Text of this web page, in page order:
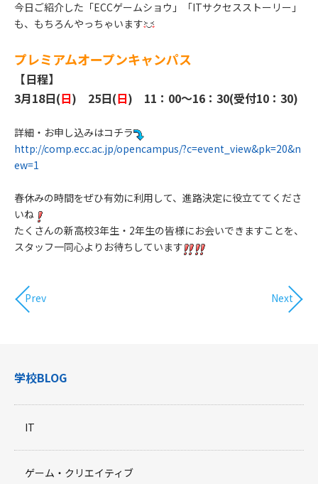
今日ご紹介した「ECCゲームショウ」「ITサクセスストーリー」
も、もちろんやっちゃいます
プレミアムオープンキャンパス
【日程】
3月18日(日) 25日(日) 11：00～16：30(受付10：30)
詳細・お申し込みはコチラ
http://comp.ecc.ac.jp/opencampus/?c=event_view&pk=20&n
ew=1
春休みの時間をぜひ有効に利用して、進路決定に役立ててくださ
いね
たくさんの新高校3年生・2年生の皆様にお会いできますことを、
スタッフ一同心よりお待ちしています
Prev Next
学校BLOG
IT
ゲーム・クリエイティブ